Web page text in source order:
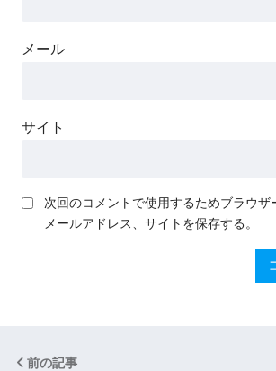
メール
サイト
次回のコメントで使用するためブラウザ
メールアドレス、サイトを保存する。
前の記事